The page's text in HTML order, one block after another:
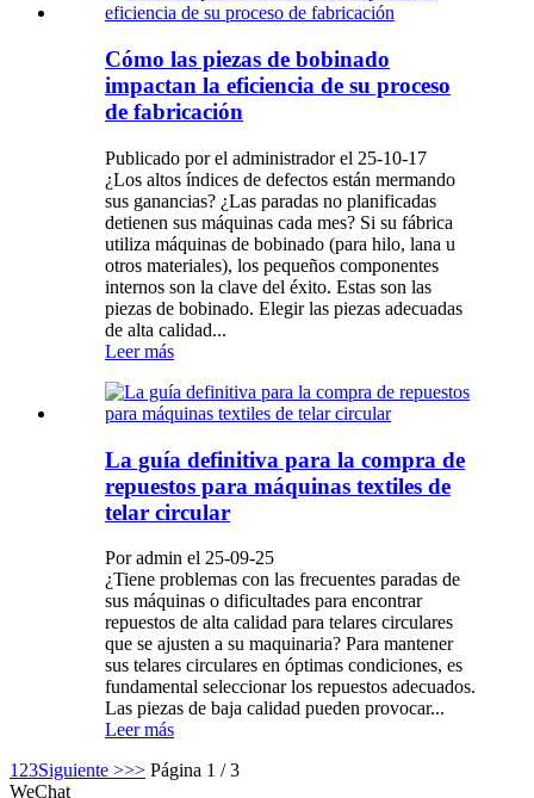
Cómo las piezas de bobinado
impactan la eficiencia de su proceso
de fabricación
Publicado por el administrador el 25-10-17
¿Los altos índices de defectos están mermando
sus ganancias? ¿Las paradas no planificadas
detienen sus máquinas cada mes? Si su fábrica
utiliza máquinas de bobinado (para hilo, lana u
otros materiales), los pequeños componentes
internos son la clave del éxito. Estas son las
piezas de bobinado. Elegir las piezas adecuadas
de alta calidad...
Leer más
La guía definitiva para la compra de
repuestos para máquinas textiles de
telar circular
Por admin el 25-09-25
¿Tiene problemas con las frecuentes paradas de
sus máquinas o dificultades para encontrar
repuestos de alta calidad para telares circulares
que se ajusten a su maquinaria? Para mantener
sus telares circulares en óptimas condiciones, es
fundamental seleccionar los repuestos adecuados.
Las piezas de baja calidad pueden provocar...
Leer más
1 23Siguiente >>> Página 1 / 3
WeChat